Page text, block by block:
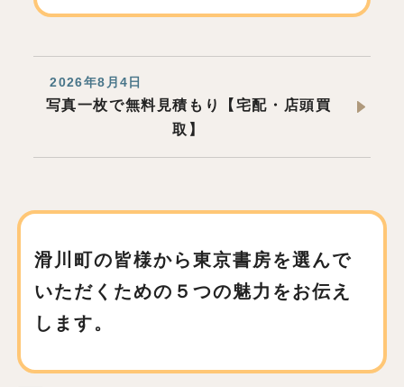
2026年8月4日
写真一枚で無料見積もり【宅配・店頭買
取】
滑川町の皆様から東京書房を選んで
いただくための ５つの魅力をお伝え
します。